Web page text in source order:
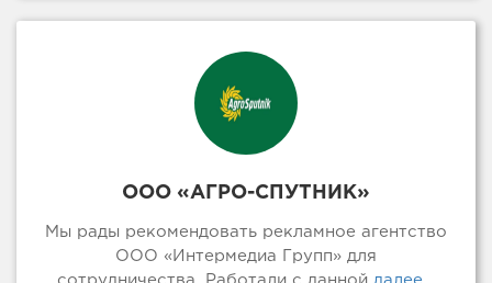
ООО «АГРО-СПУТНИК»
Мы рады рекомендовать рекламное агентство
ООО «Интермедиа Групп» для